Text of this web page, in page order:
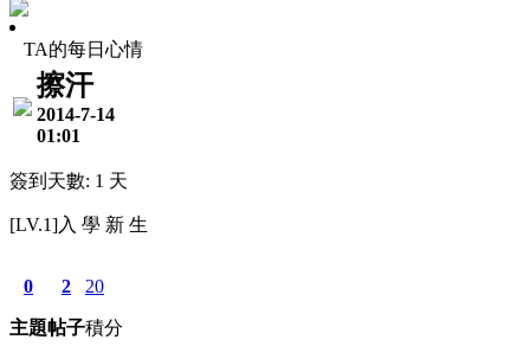
TA的每日心情
擦汗
2014-7-14
01:01
簽到天數: 1 天
[LV.1]入 學 新 生
0
主題
2
帖子
20
積分